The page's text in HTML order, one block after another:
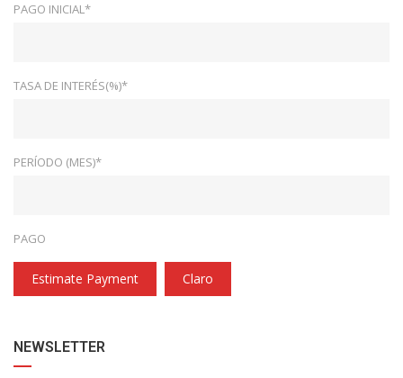
PAGO INICIAL*
TASA DE INTERÉS(%)*
PERÍODO (MES)*
PAGO
Estimate Payment Claro
NEWSLETTER